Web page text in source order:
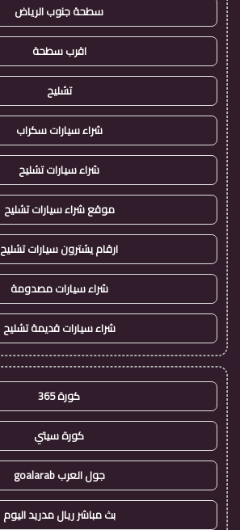
سطحة جنوب الرياض
اقرب سطحة
تشليح
شراء سيارات سكراب
شراء سيارات تشليح
موقع شراء سيارات تشليح
ارقام يشترون سيارات تشليح
شراء سيارات مصدومة
شراء سيارات قديمة تشليح
كورة 365
كورة سيتي
جول العرب goalarab
بث مباشر ريال مدريد اليوم